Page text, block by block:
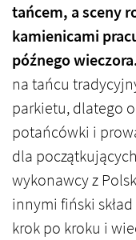
tańcem, a sceny
kamienicami
późnego
na tańcu
parkietu, dlatego
potańcówki i
dla
wykonawcy z
innymi fiński
krok po kroku i